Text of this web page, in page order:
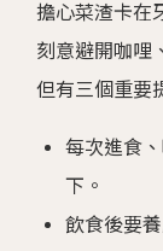
擔心菜渣卡在
刻意避開咖哩
但有三個重要
每次進食
下。
飲食後要